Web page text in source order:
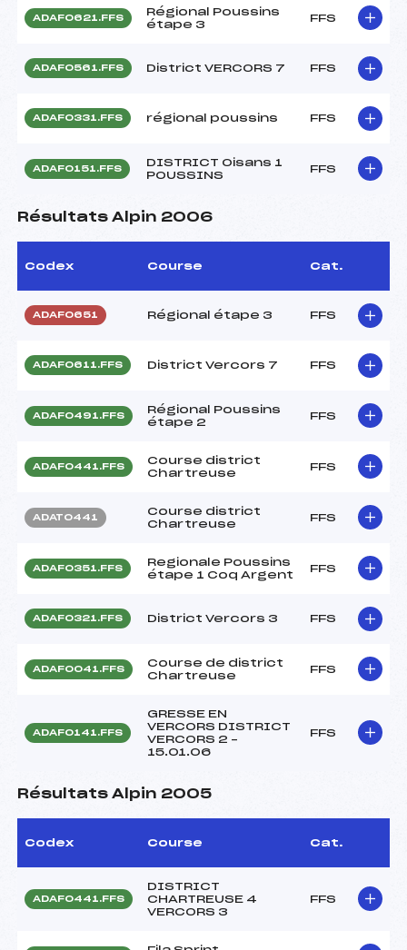
ADAF0621.FFS
Régional Poussins
étape 3
FFS
ADAF0561.FFS District VERCORS 7 FFS
ADAF0331.FFS régional poussins FFS
ADAF0151.FFS
DISTRICT Oisans 1
POUSSINS
FFS
Résultats Alpin 2006
Codex Course Cat.
ADAF0651 Régional étape 3 FFS
ADAF0611.FFS District Vercors 7 FFS
ADAF0491.FFS
Régional Poussins
étape 2
FFS
ADAF0441.FFS
Course district
Chartreuse
FFS
ADAT0441
Course district
Chartreuse
FFS
ADAF0351.FFS
Regionale Poussins
étape 1 Coq Argent
FFS
ADAF0321.FFS District Vercors 3 FFS
ADAF0041.FFS
Course de district
Chartreuse
FFS
ADAF0141.FFS
GRESSE EN
VERCORS DISTRICT
VERCORS 2 –
15.01.06
FFS
Résultats Alpin 2005
Codex Course Cat.
ADAF0441.FFS
DISTRICT
CHARTREUSE 4
VERCORS 3
FFS